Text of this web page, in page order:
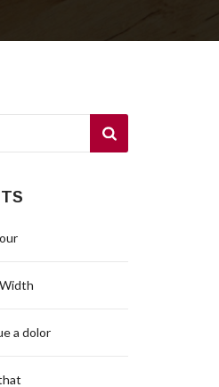
a dolor